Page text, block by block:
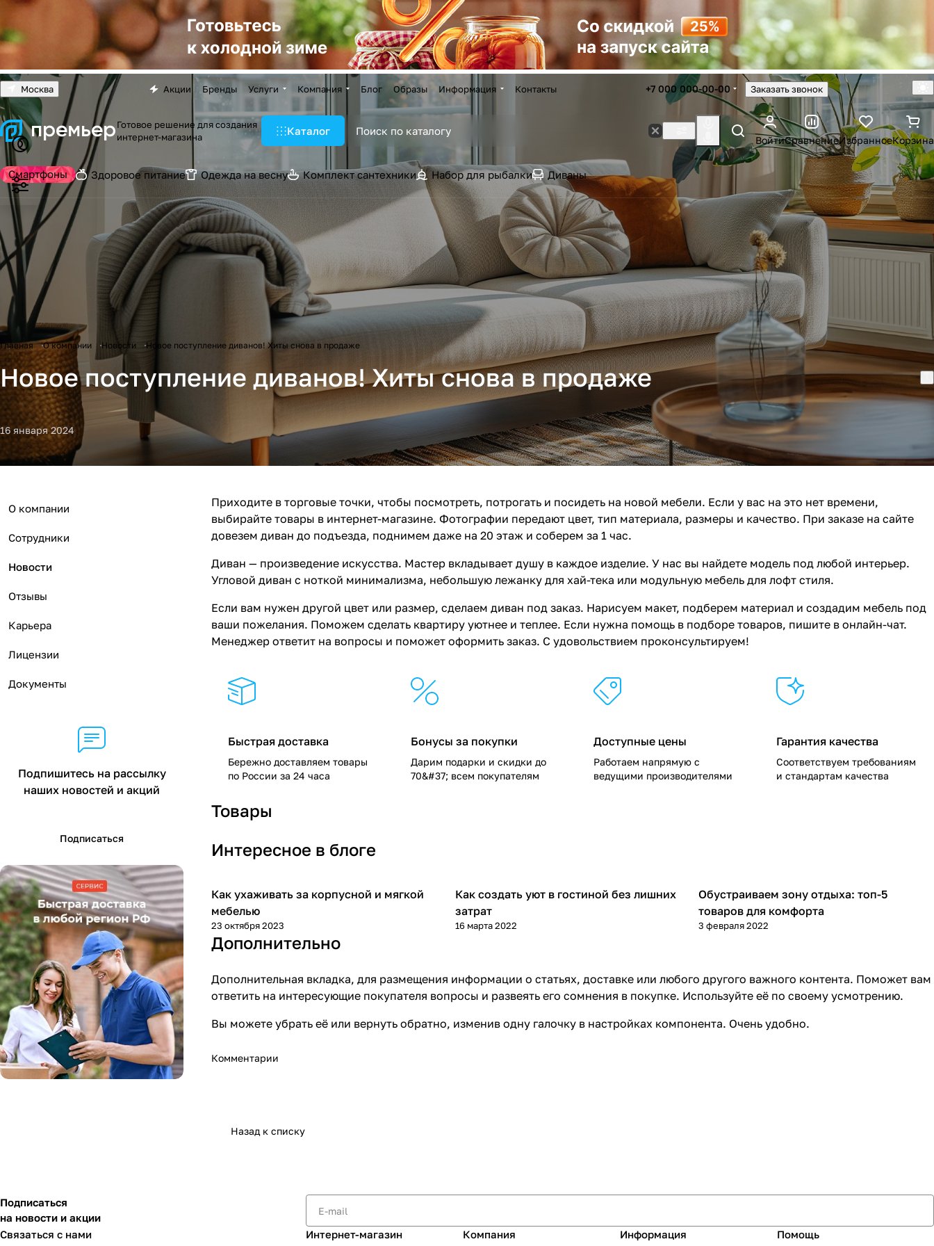
Москва Акции Бренды Услуги Компания Блог Образы Информация Контакты +7 000 000-00-00 Заказать звонок
Готовое решение для создания
интернет-магазина
Каталог
ВойтиСравнениеИзбранноеКорзина
Смартфоны Здоровое питание Одежда на весну Комплект сантехники Набор для рыбалки Диваны
Главная О компании Новости Новое поступление диванов! Хиты снова в продаже
Новое поступление диванов! Хиты снова в продаже
16 января 2024
Приходите в торговые точки, чтобы посмотреть, потрогать и посидеть на новой мебели. Если у вас на это нет времени,
выбирайте товары в интернет-магазине. Фотографии передают цвет, тип материала, размеры и качество. При заказе на сайте
довезем диван до подъезда, поднимем даже на 20 этаж и соберем за 1 час.
Диван — произведение искусства. Мастер вкладывает душу в каждое изделие. У нас вы найдете модель под любой интерьер.
Угловой диван с ноткой минимализма, небольшую лежанку для хай-тека или модульную мебель для лофт стиля.
Если вам нужен другой цвет или размер, сделаем диван под заказ. Нарисуем макет, подберем материал и создадим мебель под
ваши пожелания. Поможем сделать квартиру уютнее и теплее. Если нужна помощь в подборе товаров, пишите в онлайн-чат.
Менеджер ответит на вопросы и поможет оформить заказ. С удовольствием проконсультируем!
Быстрая доставка
Бережно доставляем товары
по России за 24 часа
Бонусы за покупки
Дарим подарки и скидки до
70&#37; всем покупателям
Доступные цены
Работаем напрямую с
ведущими производителями
Гарантия качества
Соответствуем требованиям
и стандартам качества
Товары
Интересное в блоге
Дом
Как ухаживать за корпусной и мягкой
мебелью
23 октября 2023
Дом
Как создать уют в гостиной без лишних
затрат
16 марта 2022
Советы покупателям
Обустраиваем зону отдыха: топ-5
товаров для комфорта
3 февраля 2022
Дополнительно
Дополнительная вкладка, для размещения информации о статьях, доставке или любого другого важного контента. Поможет вам
ответить на интересующие покупателя вопросы и развеять его сомнения в покупке. Используйте её по своему усмотрению.
Вы можете убрать её или вернуть обратно, изменив одну галочку в настройках компонента. Очень удобно.
Комментарии
Назад к списку
О компании
Сотрудники
Новости
Отзывы
Карьера
Лицензии
Документы
Подпишитесь на рассылку
наших новостей и акций
Подписаться
Подписаться
на новости и акции
Связаться с нами
Интернет-магазин Компания Информация Помощь